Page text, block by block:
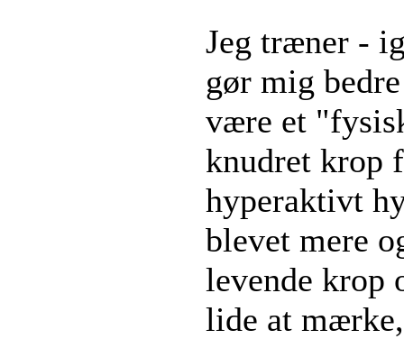
Jeg træner -
gør mig
være et
knudret krop
hyperaktivt
blevet mere
levende krop
lide at